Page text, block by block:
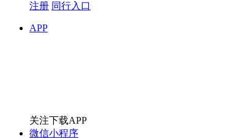
注册 同行入口
APP
关注下载APP
微信小程序